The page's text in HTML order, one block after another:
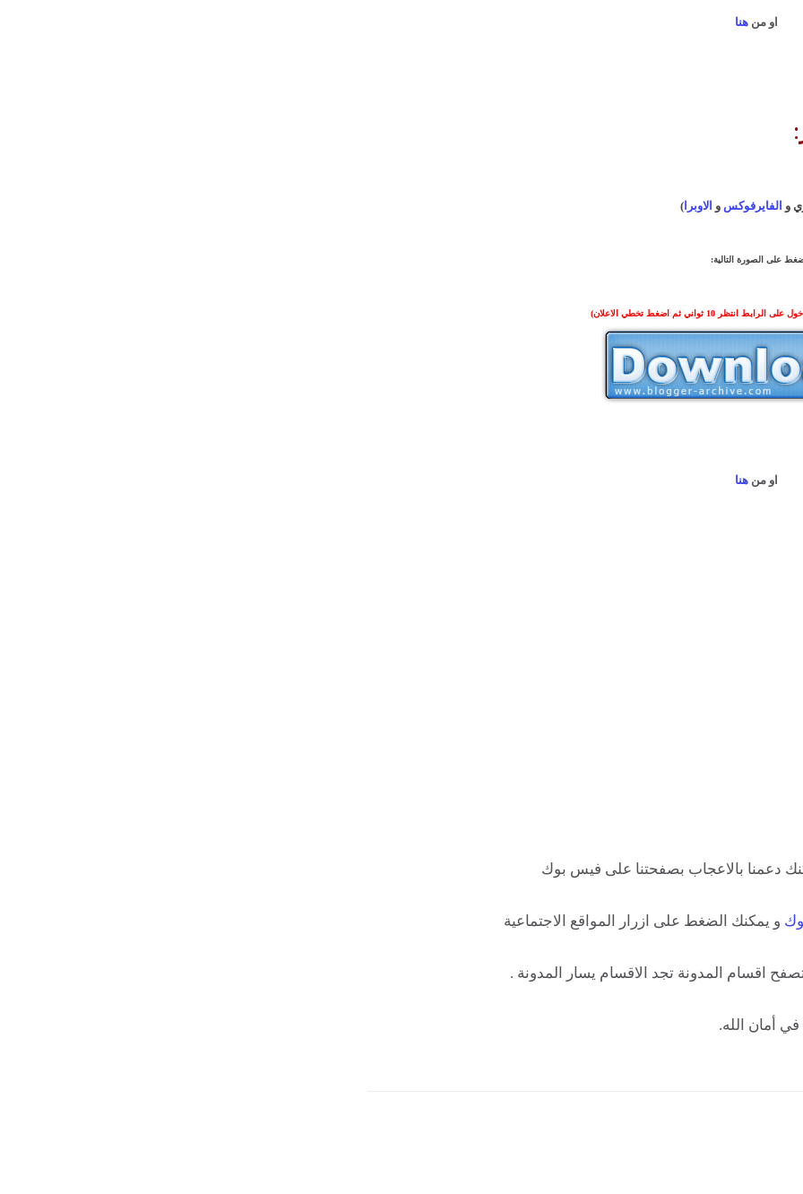
او من هنا
و الفايرفوكس و الاوبرا)
على الصورة التالية:
انتظر 10 ثواني ثم اضغط تخطي الاعلان)
او من هنا
دعمنا بالاعجاب بصفحتنا على فيس بوك
و يمكنك الضغط على ازرار المواقع الاجتماعية
اقسام المدونة تجد الاقسام يسار المدونة .
في أمان الله.